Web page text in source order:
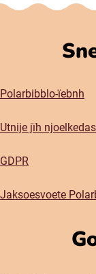
Polarbibblo-ïebnh
Utnije jïh
GDPR
Jaksoesvoete